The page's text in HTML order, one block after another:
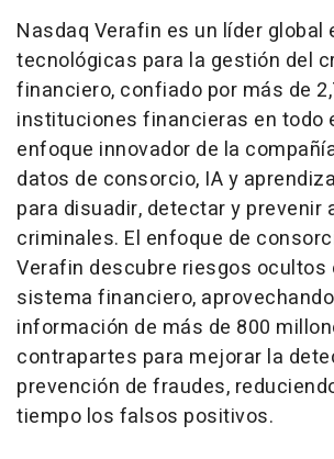
Nasdaq Verafin es un líder global
tecnológicas para la gestión del
financiero, confiado por más de
instituciones financieras en todo
enfoque innovador de la
datos de consorcio, IA y
para disuadir, detectar y prevenir
criminales. El enfoque de
Verafin descubre riesgos ocultos
sistema financiero,
información de más de 800
contrapartes para mejorar la
prevención de fraudes,
tiempo los falsos positivos.